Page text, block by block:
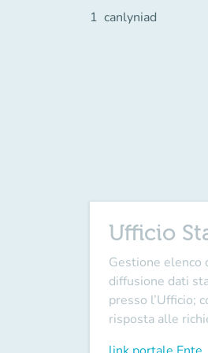
1 canlyniad
Ufficio
Gestione elenco
diffusione dati
presso l’Ufficio;
risposta alle